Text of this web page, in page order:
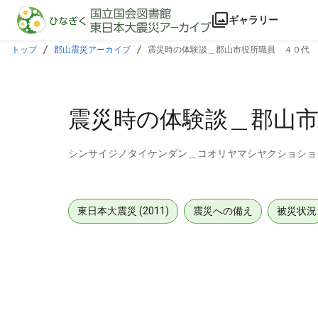
本文に飛ぶ
ギャラリー
トップ 郡山震災アーカイブ 震災時の体験談＿郡山市役所職員 ４０代
震災時の体験談＿郡
シンサイジノタイケンダン＿コオリヤマシヤクショ
東日本大震災 (2011) 震災への備え 被災状況